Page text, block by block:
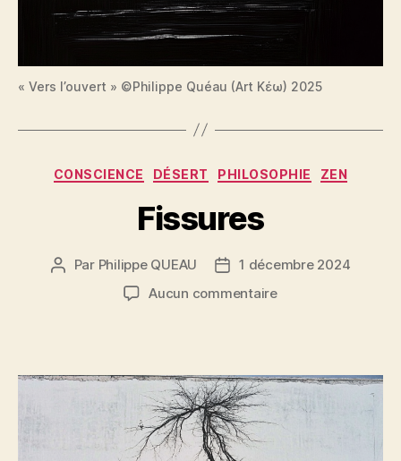
« Vers l’ouvert » ©Philippe Quéau (Art Κέω) 2025
Catégories
CONSCIENCE DÉSERT PHILOSOPHIE ZEN
Fissures
Auteur
Par Philippe QUEAU
Date1 décembre 2024
Aucun commentairesur